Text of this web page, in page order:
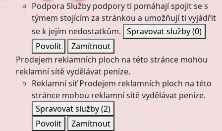
Podpora Služby podpory ti pomáhají spojit se s
týmem stojícím za stránkou a umožňují ti vyjádřit
se k jejím nedostatkům. Spravovat služby(0)
Povolit
Zamítnout
Prodejem reklamních ploch na této stránce mohou
reklamní sítě vydělávat peníze.
Reklamní síť Prodejem reklamních ploch na této
stránce mohou reklamní sítě vydělávat peníze.
Spravovat služby(2)
Povolit
Zamítnout